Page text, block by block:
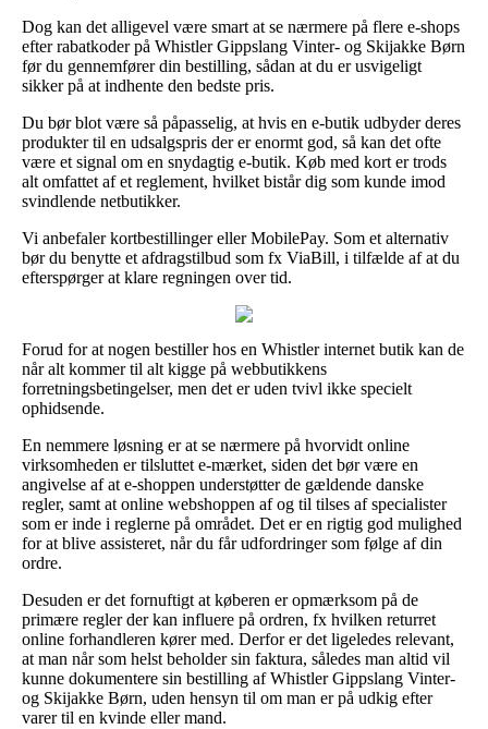
Dog kan det alligevel være smart at se nærmere på flere e-shops
efter rabatkoder på Whistler Gippslang Vinter- og Skijakke Børn
før du gennemfører din bestilling, sådan at du er usvigeligt
sikker på at indhente den bedste pris.
Du bør blot være så påpasselig, at hvis en e-butik udbyder deres
produkter til en udsalgspris der er enormt god, så kan det ofte
være et signal om en snydagtig e-butik. Køb med kort er trods
alt omfattet af et reglement, hvilket bistår dig som kunde imod
svindlende netbutikker.
Vi anbefaler kortbestillinger eller MobilePay. Som et alternativ
bør du benytte et afdragstilbud som fx ViaBill, i tilfælde af at du
efterspørger at klare regningen over tid.
Forud for at nogen bestiller hos en Whistler internet butik kan de
når alt kommer til alt kigge på webbutikkens
forretningsbetingelser, men det er uden tvivl ikke specielt
ophidsende.
En nemmere løsning er at se nærmere på hvorvidt online
virksomheden er tilsluttet e-mærket, siden det bør være en
angivelse af at e-shoppen understøtter de gældende danske
regler, samt at online webshoppen af og til tilses af specialister
som er inde i reglerne på området. Det er en rigtig god mulighed
for at blive assisteret, når du får udfordringer som følge af din
ordre.
Desuden er det fornuftigt at køberen er opmærksom på de
primære regler der kan influere på ordren, fx hvilken returret
online forhandleren kører med. Derfor er det ligeledes relevant,
at man når som helst beholder sin faktura, således man altid vil
kunne dokumentere sin bestilling af Whistler Gippslang Vinter-
og Skijakke Børn, uden hensyn til om man er på udkig efter
varer til en kvinde eller mand.